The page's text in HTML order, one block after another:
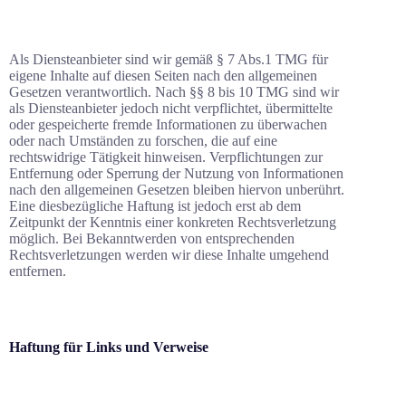
Als Diensteanbieter sind wir gemäß § 7 Abs.1 TMG für
eigene Inhalte auf diesen Seiten nach den allgemeinen
Gesetzen verantwortlich. Nach §§ 8 bis 10 TMG sind wir
als Diensteanbieter jedoch nicht verpflichtet, übermittelte
oder gespeicherte fremde Informationen zu überwachen
oder nach Umständen zu forschen, die auf eine
rechtswidrige Tätigkeit hinweisen. Verpflichtungen zur
Entfernung oder Sperrung der Nutzung von Informationen
nach den allgemeinen Gesetzen bleiben hiervon unberührt.
Eine diesbezügliche Haftung ist jedoch erst ab dem
Zeitpunkt der Kenntnis einer konkreten Rechtsverletzung
möglich. Bei Bekanntwerden von entsprechenden
Rechtsverletzungen werden wir diese Inhalte umgehend
entfernen.
Haftung für Links und Verweise